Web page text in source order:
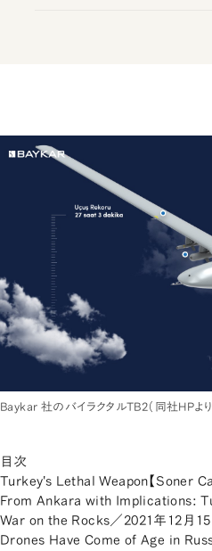
Baykar 社のバイラクタルTB2（同社HPより
目次
Turkey's Lethal Weapon【Soner
From Ankara with Implications:
War on the Rocks／2021年12月15
Drones Have Come of Age in